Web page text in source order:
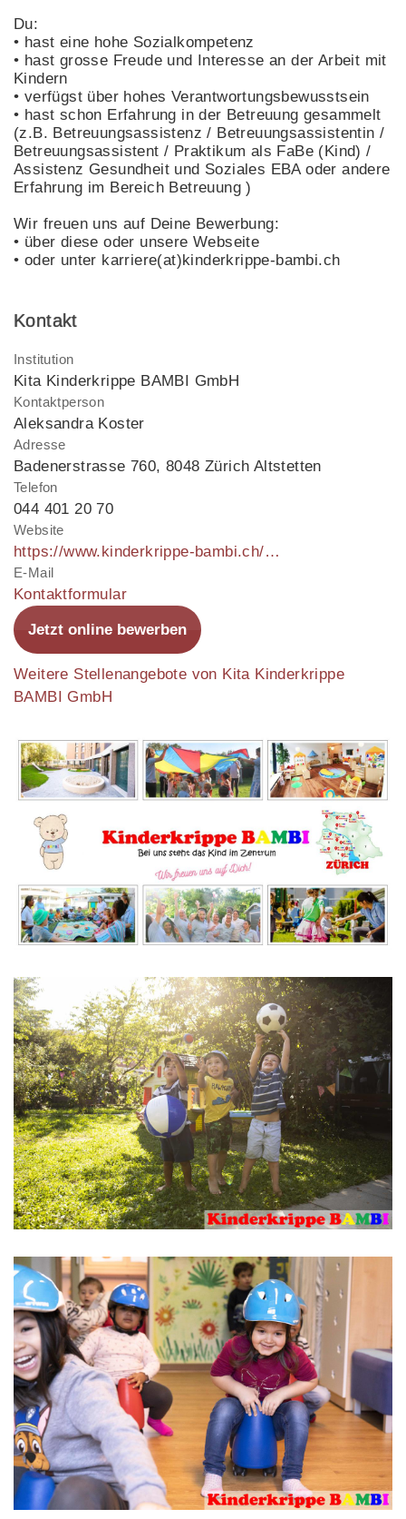
Du:
• hast eine hohe Sozialkompetenz
• hast grosse Freude und Interesse an der Arbeit mit
Kindern
• verfügst über hohes Verantwortungsbewusstsein
• hast schon Erfahrung in der Betreuung gesammelt
(z.B. Betreuungsassistenz / Betreuungsassistentin /
Betreuungsassistent / Praktikum als FaBe (Kind) /
Assistenz Gesundheit und Soziales EBA oder andere
Erfahrung im Bereich Betreuung )
Wir freuen uns auf Deine Bewerbung:
• über diese oder unsere Webseite
• oder unter karriere(at)kinderkrippe-bambi.ch
Kontakt
Institution
Kita Kinderkrippe BAMBI GmbH
Kontaktperson
Aleksandra Koster
Adresse
Badenerstrasse 760,8048 Zürich Altstetten
Telefon
044 401 20 70
Website
https://www.kinderkrippe-bambi.ch/de/
E-Mail
Kontaktformular
Jetzt online bewerben
Weitere Stellenangebote von Kita Kinderkrippe
BAMBI GmbH